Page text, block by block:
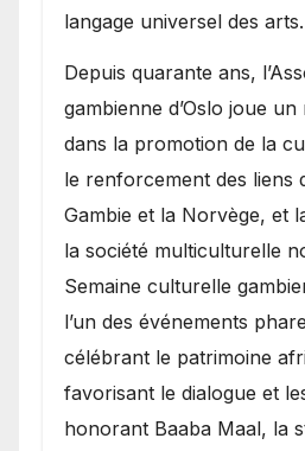
langage universel des arts.
​Depuis quarante ans,
gambienne d’Oslo joue
dans la promotion de la
le renforcement des liens
Gambie et la Norvège, et
la société multiculturelle
Semaine culturelle
l’un des événements
célébrant le patrimoine
favorisant le dialogue et
honorant Baaba Maal, la